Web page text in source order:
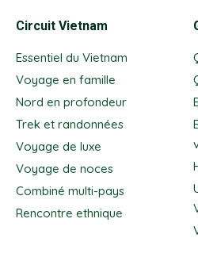
Circuit Vietnam
Essentiel du Vietnam
Voyage en famille
Nord en profondeur
Trek et randonnées
Voyage de luxe
Voyage de noces
Combiné multi-pays
Rencontre ethnique